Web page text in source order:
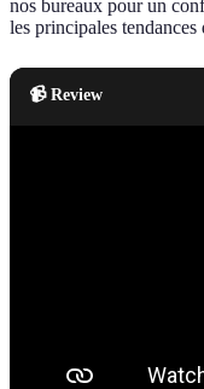
nos bureaux pour un
les principales
📹 Review